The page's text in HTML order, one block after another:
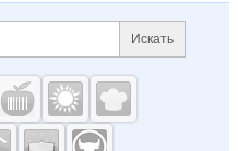
Поиск по сайту и
Искать
проекты